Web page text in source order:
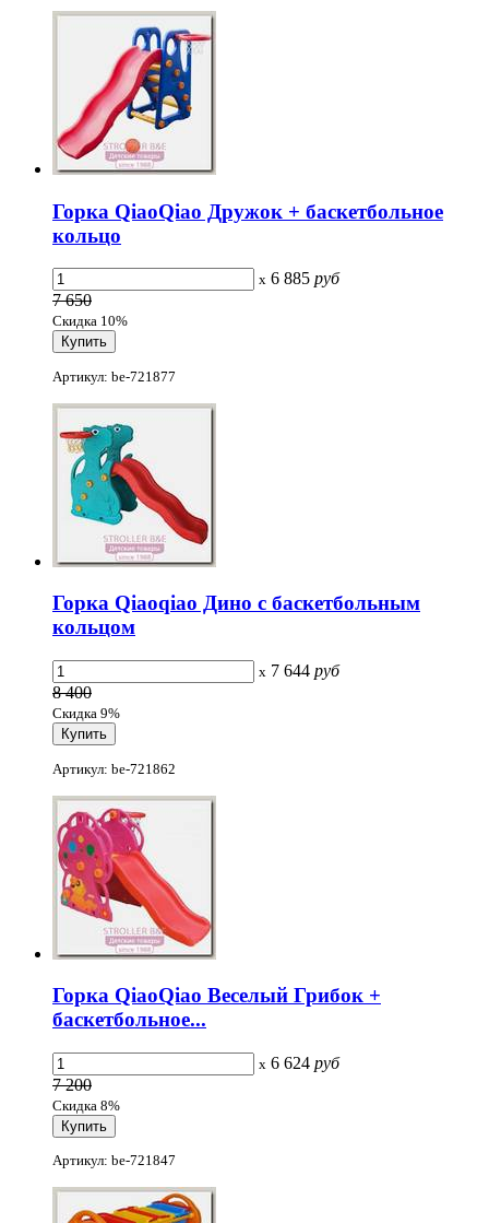
Горка QiaoQiao Дружок + баскетбольное
кольцо
x 6 885 руб
7 650
Скидка 10%
Артикул: be-721877
Горка Qiaoqiao Дино с баскетбольным
кольцом
x 7 644 руб
8 400
Скидка 9%
Артикул: be-721862
Горка QiaoQiao Веселый Грибок +
баскетбольное...
x 6 624 руб
7 200
Скидка 8%
Артикул: be-721847